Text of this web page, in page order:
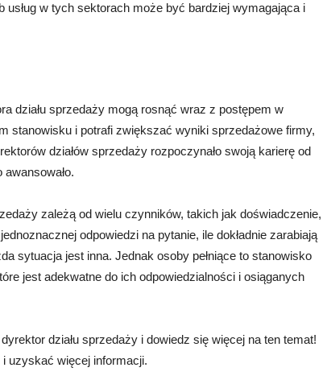
w tych sektorach może być bardziej wymagająca i
działu sprzedaży mogą rosnąć wraz z postępem w
stanowisku i potrafi zwiększać wyniki sprzedażowe firmy,
działów sprzedaży rozpoczynało swoją karierę od
zależą od wielu czynników, takich jak doświadczenie,
odpowiedzi na pytanie, ile dokładnie zarabiają
sytuacja jest inna. Jednak osoby pełniące to stanowisko
jest adekwatne do ich odpowiedzialności i osiąganych
działu sprzedaży i dowiedz się więcej na ten temat!
uzyskać więcej informacji.